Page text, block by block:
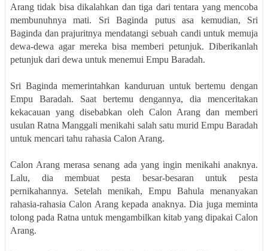
Arang tidak bisa dikalahkan dan tiga dari tentara yang mencoba
membunuhnya mati. Sri Baginda putus asa kemudian, Sri
Baginda dan prajuritnya mendatangi sebuah candi untuk memuja
dewa-dewa agar mereka bisa memberi petunjuk. Diberikanlah
petunjuk dari dewa untuk menemui Empu Baradah.
Sri Baginda memerintahkan kanduruan untuk bertemu dengan
Empu Baradah. Saat bertemu dengannya, dia menceritakan
kekacauan yang disebabkan oleh Calon Arang dan memberi
usulan Ratna Manggali menikahi salah satu murid Empu Baradah
untuk mencari tahu rahasia Calon Arang.
Calon Arang merasa senang ada yang ingin menikahi anaknya.
Lalu, dia membuat pesta besar-besaran untuk pesta
pernikahannya. Setelah menikah, Empu Bahula menanyakan
rahasia-rahasia Calon Arang kepada anaknya. Dia juga meminta
tolong pada Ratna untuk mengambilkan kitab yang dipakai Calon
Arang.